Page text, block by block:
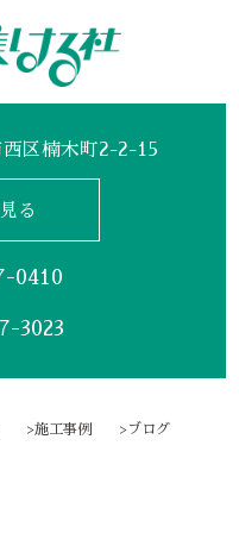
区楠木町2-2-15
る
0410
3023
施工事例 ブログ